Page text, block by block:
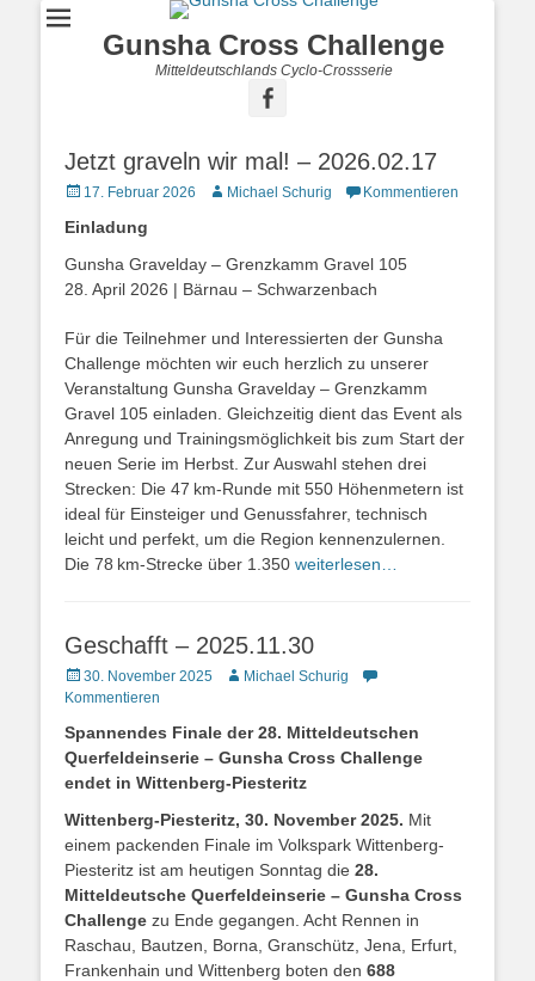
Gunsha Cross Challenge
Mitteldeutschlands Cyclo-Crossserie
Jetzt graveln wir mal! – 2026.02.17
17. Februar 2026 Michael Schurig Kommentieren
Einladung
Gunsha Gravelday – Grenzkamm Gravel 105
28. April 2026 | Bärnau – Schwarzenbach
Für die Teilnehmer und Interessierten der Gunsha
Challenge möchten wir euch herzlich zu unserer
Veranstaltung Gunsha Gravelday – Grenzkamm
Gravel 105 einladen. Gleichzeitig dient das Event als
Anregung und Trainingsmöglichkeit bis zum Start der
neuen Serie im Herbst. Zur Auswahl stehen drei
Strecken: Die 47 km-Runde mit 550 Höhenmetern ist
ideal für Einsteiger und Genussfahrer, technisch
leicht und perfekt, um die Region kennenzulernen.
Die 78 km-Strecke über 1.350 weiterlesen…
Geschafft – 2025.11.30
30. November 2025
Michael Schurig
Kommentieren
Spannendes Finale der 28. Mitteldeutschen
Querfeldeinserie – Gunsha Cross Challenge
endet in Wittenberg-Piesteritz
Wittenberg-Piesteritz, 30. November 2025. Mit
einem packenden Finale im Volkspark Wittenberg-
Piesteritz ist am heutigen Sonntag die 28.
Mitteldeutsche Querfeldeinserie – Gunsha Cross
Challenge zu Ende gegangen. Acht Rennen in
Raschau, Bautzen, Borna, Granschütz, Jena, Erfurt,
Frankenhain und Wittenberg boten den 688